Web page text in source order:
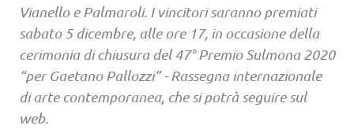
Vianello e Palmaroli. I vincitori saranno premiati
sabato 5 dicembre, alle ore 17, in occasione della
cerimonia di chiusura del 47° Premio Sulmona 2020
“per Gaetano Pallozzi” - Rassegna internazionale
di arte contemporanea, che si potrà seguire sul
web.